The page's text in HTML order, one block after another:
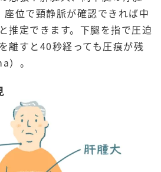
座位で頸静脈が確認できれば中
推定できます。下腿を指で圧迫
離すと40秒経っても圧痕が残
）。